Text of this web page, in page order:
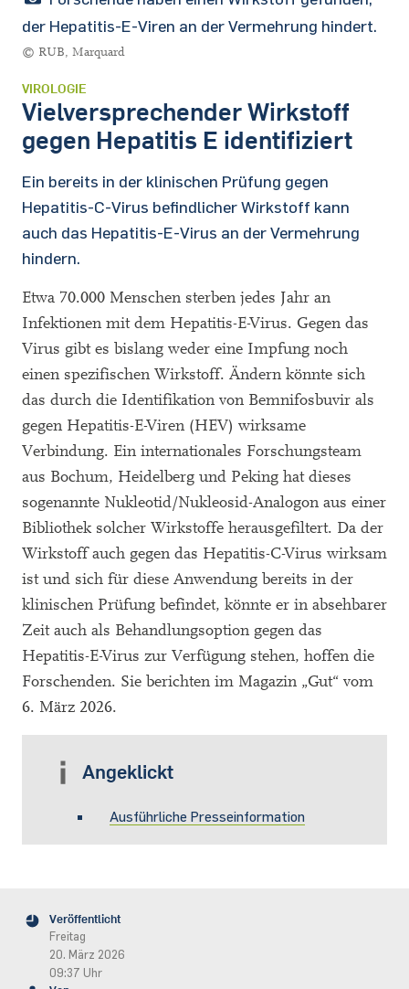
der Hepatitis-E-Viren an der Vermehrung hindert.
© RUB, Marquard
VIROLOGIE
Vielversprechender Wirkstoff
gegen Hepatitis E identifiziert
Ein bereits in der klinischen Prüfung gegen
Hepatitis-C-Virus befindlicher Wirkstoff kann
auch das Hepatitis-E-Virus an der Vermehrung
hindern.
Etwa 70.000 Menschen sterben jedes Jahr an
Infektionen mit dem Hepatitis-E-Virus. Gegen das
Virus gibt es bislang weder eine Impfung noch
einen spezifischen Wirkstoff. Ändern könnte sich
das durch die Identifikation von Bemnifosbuvir als
gegen Hepatitis-E-Viren (HEV) wirksame
Verbindung. Ein internationales Forschungsteam
aus Bochum, Heidelberg und Peking hat dieses
sogenannte Nukleotid/Nukleosid-Analogon aus einer
Bibliothek solcher Wirkstoffe herausgefiltert. Da der
Wirkstoff auch gegen das Hepatitis-C-Virus wirksam
ist und sich für diese Anwendung bereits in der
klinischen Prüfung befindet, könnte er in absehbarer
Zeit auch als Behandlungsoption gegen das
Hepatitis-E-Virus zur Verfügung stehen, hoffen die
Forschenden. Sie berichten im Magazin „Gut“ vom
6. März 2026.
Angeklickt
Ausführliche Presseinformation
Veröffentlicht
Freitag
20. März 2026
09:37 Uhr